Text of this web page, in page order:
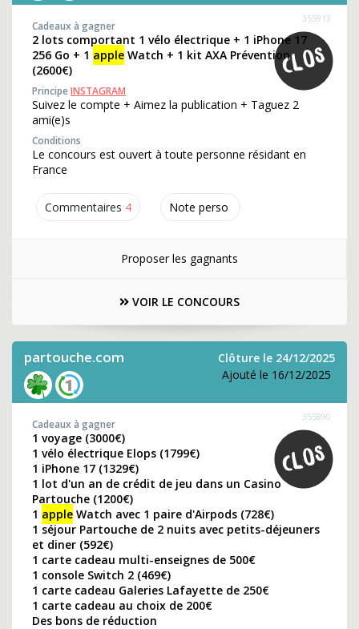
Commentaires 4 Note perso
355913
Cadeaux à gagner
2 lots comportant 1 vélo électrique + 1 iPhone 17
256 Go + 1 apple Watch + 1 kit AXA Prévention
(2600€)
PrincipeINSTAGRAM
Suivez le compte + Aimez la publication + Taguez 2
ami(e)s
Conditions
Le concours est ouvert à toute personne résidant en
France
Proposer les gagnants
VOIR LE CONCOURS
partouche.com
Clôture le 24/12/2025
Ajouté le 16/12/2025
355890
Cadeaux à gagner
1 voyage (3000€)
1 vélo électrique Elops (1799€)
1 iPhone 17 (1329€)
1 lot d'un an de crédit de jeu dans un Casino
Partouche (1200€)
1 apple Watch avec 1 paire d'Airpods (728€)
1 séjour Partouche de 2 nuits avec petits-déjeuners
et diner (592€)
1 carte cadeau multi-enseignes de 500€
1 console Switch 2 (469€)
1 carte cadeau Galeries Lafayette de 250€
1 carte cadeau au choix de 200€
Des bons de réduction